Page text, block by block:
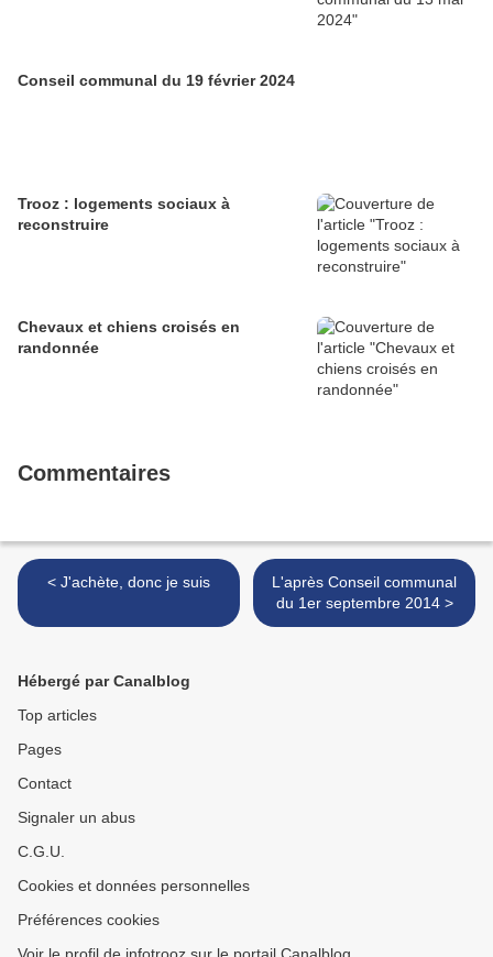
Conseil communal du 19 février 2024
Trooz : logements sociaux à
reconstruire
Chevaux et chiens croisés en
randonnée
Commentaires
< J'achète, donc je suis
L'après Conseil communal
du 1er septembre 2014 >
Hébergé par Canalblog
Top articles
Pages
Contact
Signaler un abus
C.G.U.
Cookies et données personnelles
Préférences cookies